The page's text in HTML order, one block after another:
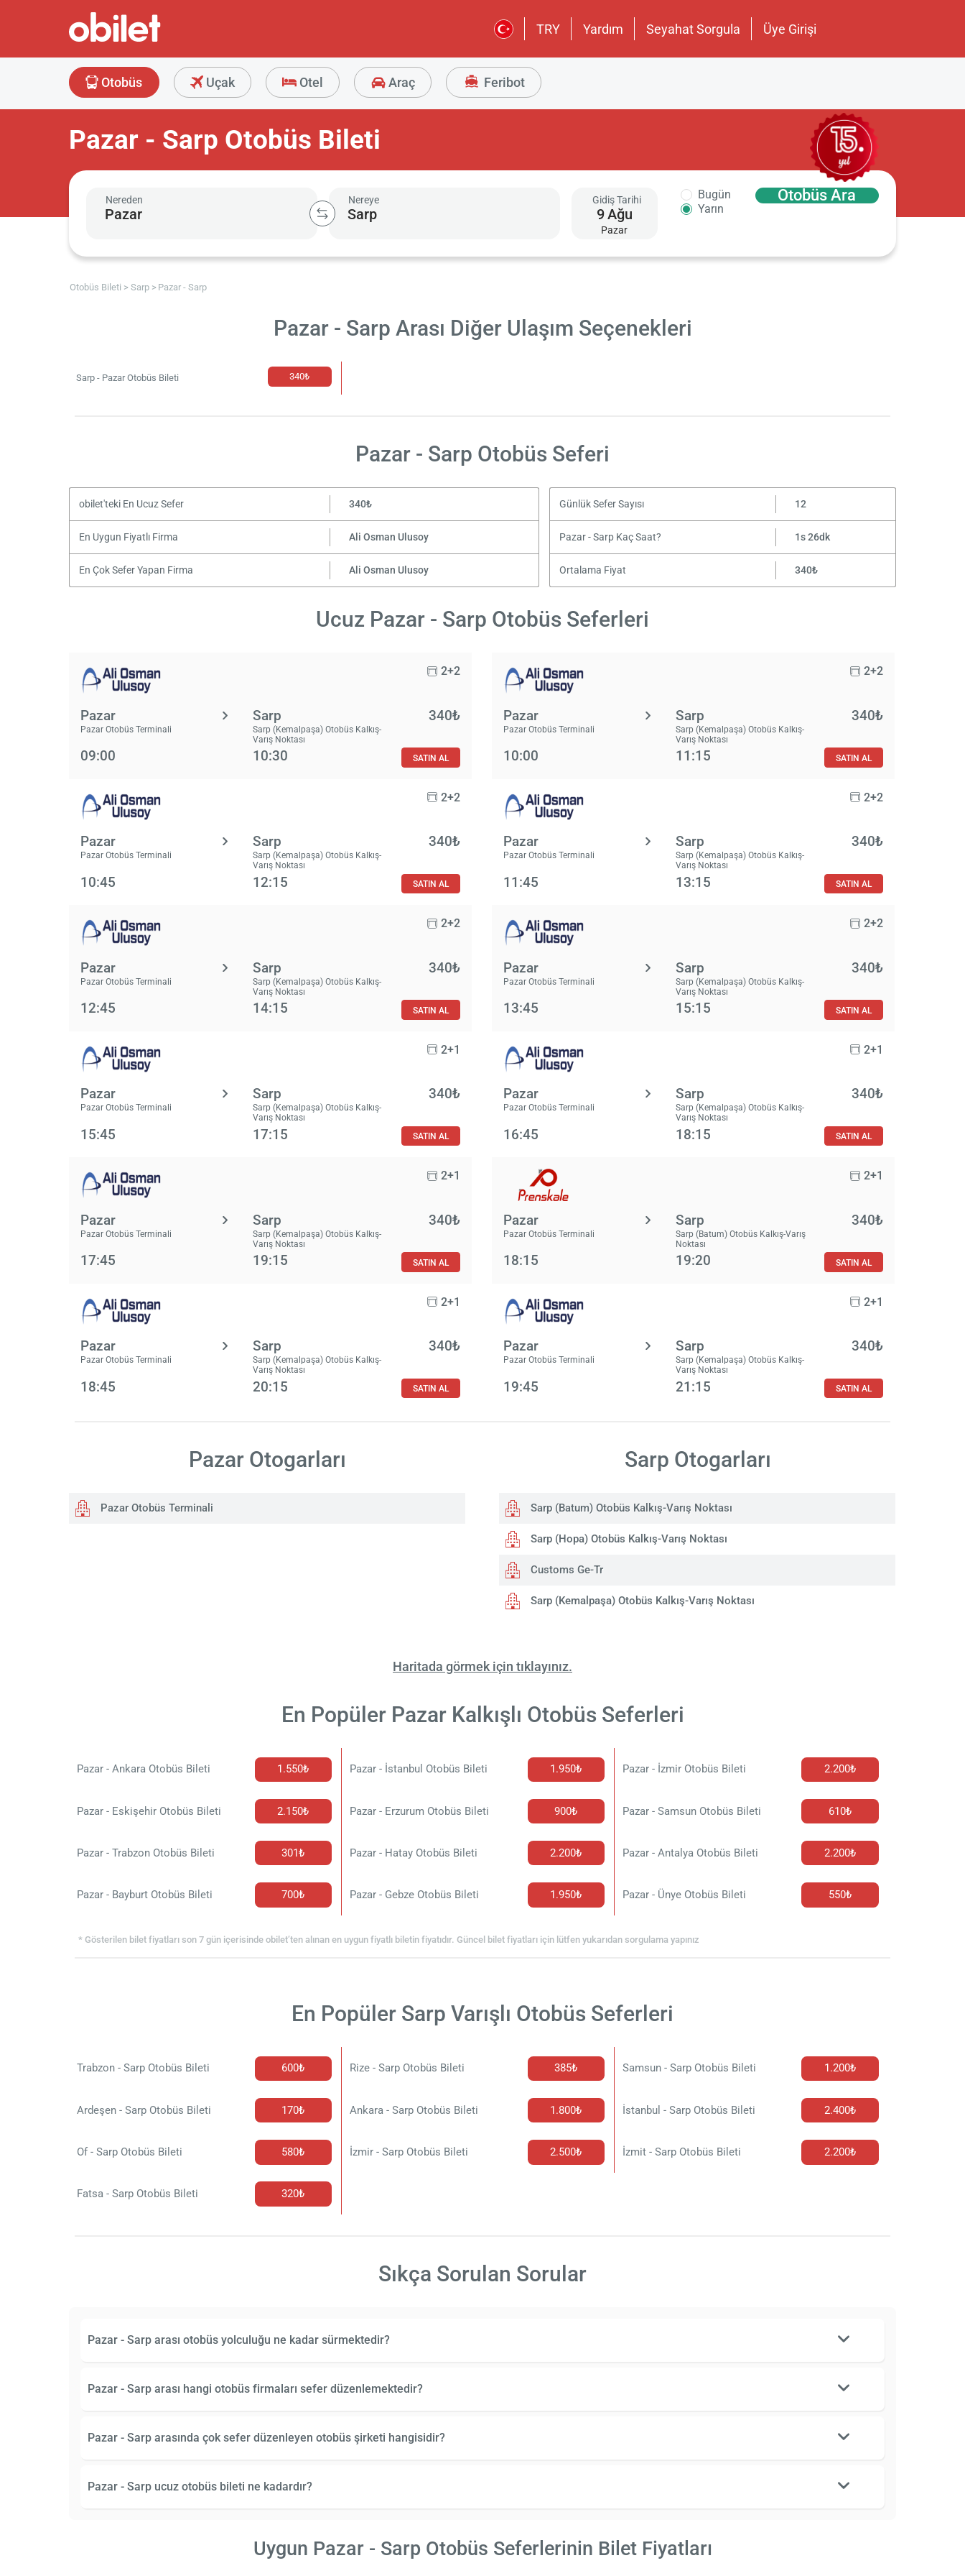
TRY Yardım Seyahat Sorgula Üye Girişi
Otobüs Uçak Otel Araç Feribot
Pazar - Sarp Otobüs Bileti
Nereden Nereye Gidiş Tarihi
9Ağu
Pazar
Bugün
Yarın
Otobüs Ara
Otobüs Bileti Sarp Pazar - Sarp
Pazar - Sarp Arası Diğer Ulaşım Seçenekleri
Sarp - Pazar Otobüs Bileti 340₺
Pazar - Sarp Otobüs Seferi
obilet'teki En Ucuz Sefer 340₺ Günlük Sefer Sayısı 12
En Uygun Fiyatlı Firma Ali Osman Ulusoy Pazar - Sarp Kaç Saat? 1s 26dk
En Çok Sefer Yapan Firma Ali Osman Ulusoy Ortalama Fiyat 340₺
Ucuz Pazar - Sarp Otobüs Seferleri
2+2
Pazar
Pazar Otobüs Terminali
Sarp
Sarp (Kemalpaşa) Otobüs Kalkış-
Varış Noktası
340₺
09:00 10:30 SATIN AL
2+2
Pazar
Pazar Otobüs Terminali
Sarp
Sarp (Kemalpaşa) Otobüs Kalkış-
Varış Noktası
340₺
10:00 11:15 SATIN AL
2+2
Pazar
Pazar Otobüs Terminali
Sarp
Sarp (Kemalpaşa) Otobüs Kalkış-
Varış Noktası
340₺
10:45 12:15 SATIN AL
2+2
Pazar
Pazar Otobüs Terminali
Sarp
Sarp (Kemalpaşa) Otobüs Kalkış-
Varış Noktası
340₺
11:45 13:15 SATIN AL
2+2
Pazar
Pazar Otobüs Terminali
Sarp
Sarp (Kemalpaşa) Otobüs Kalkış-
Varış Noktası
340₺
12:45 14:15 SATIN AL
2+2
Pazar
Pazar Otobüs Terminali
Sarp
Sarp (Kemalpaşa) Otobüs Kalkış-
Varış Noktası
340₺
13:45 15:15 SATIN AL
2+1
Pazar
Pazar Otobüs Terminali
Sarp
Sarp (Kemalpaşa) Otobüs Kalkış-
Varış Noktası
340₺
15:45 17:15 SATIN AL
2+1
Pazar
Pazar Otobüs Terminali
Sarp
Sarp (Kemalpaşa) Otobüs Kalkış-
Varış Noktası
340₺
16:45 18:15 SATIN AL
2+1
Pazar
Pazar Otobüs Terminali
Sarp
Sarp (Kemalpaşa) Otobüs Kalkış-
Varış Noktası
340₺
17:45 19:15 SATIN AL
2+1
Pazar
Pazar Otobüs Terminali
Sarp
Sarp (Batum) Otobüs Kalkış-Varış
Noktası
340₺
18:15 19:20 SATIN AL
2+1
Pazar
Pazar Otobüs Terminali
Sarp
Sarp (Kemalpaşa) Otobüs Kalkış-
Varış Noktası
340₺
18:45 20:15 SATIN AL
2+1
Pazar
Pazar Otobüs Terminali
Sarp
Sarp (Kemalpaşa) Otobüs Kalkış-
Varış Noktası
340₺
19:45 21:15 SATIN AL
Pazar Otogarları
Pazar Otobüs Terminali
Sarp Otogarları
Sarp (Batum) Otobüs Kalkış-Varış Noktası
Sarp (Hopa) Otobüs Kalkış-Varış Noktası
Customs Ge-Tr
Sarp (Kemalpaşa) Otobüs Kalkış-Varış Noktası
Haritada görmek için tıklayınız.
En Popüler Pazar Kalkışlı Otobüs Seferleri
Pazar - Ankara Otobüs Bileti 1.550₺ Pazar - İstanbul Otobüs Bileti 1.950₺ Pazar - İzmir Otobüs Bileti 2.200₺
Pazar - Eskişehir Otobüs Bileti 2.150₺ Pazar - Erzurum Otobüs Bileti 900₺ Pazar - Samsun Otobüs Bileti 610₺
Pazar - Trabzon Otobüs Bileti 301₺ Pazar - Hatay Otobüs Bileti 2.200₺ Pazar - Antalya Otobüs Bileti 2.200₺
Pazar - Bayburt Otobüs Bileti 700₺ Pazar - Gebze Otobüs Bileti 1.950₺ Pazar - Ünye Otobüs Bileti 550₺
* Gösterilen bilet fiyatları son 7 gün içerisinde obilet’ten alınan en uygun fiyatlı biletin fiyatıdır. Güncel bilet fiyatları için lütfen yukarıdan sorgulama yapınız
En Popüler Sarp Varışlı Otobüs Seferleri
Trabzon - Sarp Otobüs Bileti 600₺ Rize - Sarp Otobüs Bileti 385₺ Samsun - Sarp Otobüs Bileti 1.200₺
Ardeşen - Sarp Otobüs Bileti 170₺ Ankara - Sarp Otobüs Bileti 1.800₺ İstanbul - Sarp Otobüs Bileti 2.400₺
Of - Sarp Otobüs Bileti 580₺ İzmir - Sarp Otobüs Bileti 2.500₺ İzmit - Sarp Otobüs Bileti 2.200₺
Fatsa - Sarp Otobüs Bileti 320₺
Sıkça Sorulan Sorular
Pazar - Sarp arası otobüs yolculuğu ne kadar sürmektedir?
Pazar - Sarp arası hangi otobüs firmaları sefer düzenlemektedir?
Pazar - Sarp arasında çok sefer düzenleyen otobüs şirketi hangisidir?
Pazar - Sarp ucuz otobüs bileti ne kadardır?
Uygun Pazar - Sarp Otobüs Seferlerinin Bilet Fiyatları